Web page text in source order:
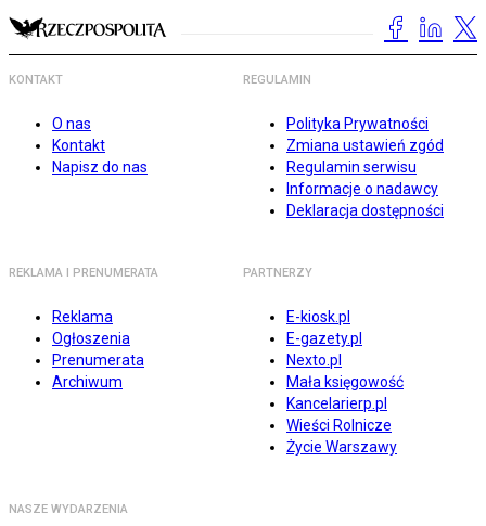
KONTAKT
O nas
Kontakt
Napisz do nas
REGULAMIN
Polityka Prywatności
Zmiana ustawień zgód
Regulamin serwisu
Informacje o nadawcy
Deklaracja dostępności
REKLAMA I PRENUMERATA
Reklama
Ogłoszenia
Prenumerata
Archiwum
PARTNERZY
E-kiosk.pl
E-gazety.pl
Nexto.pl
Mała księgowość
Kancelarierp.pl
Wieści Rolnicze
Życie Warszawy
NASZE WYDARZENIA